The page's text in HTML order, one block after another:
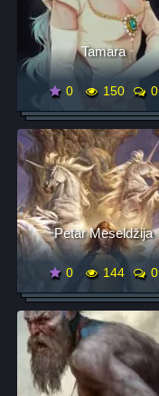
Tamara
0 150 0
Petar Meseldžija
0 144 0